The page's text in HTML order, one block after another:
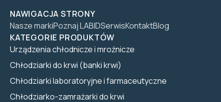
NAWIGACJA STRONY
Nasze markiPoznaj LABIDSerwisKontaktBlog
KATEGORIE PRODUKTÓW
Urządzenia chłodnicze i mroźnicze
Chłodziarki do krwi (banki krwi)
Chłodziarki laboratoryjne i farmaceutyczne
Chłodziarko-zamrażarki do krwi